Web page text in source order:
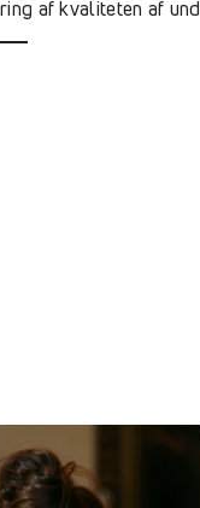
af kvaliteten af